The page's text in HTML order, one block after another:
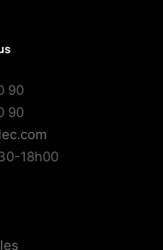
90
90
18h00